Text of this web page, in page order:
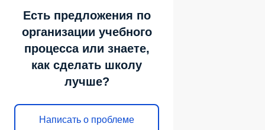
Есть предложения по
организации учебного
процесса или знаете,
как сделать школу
лучше?
Написать о проблеме